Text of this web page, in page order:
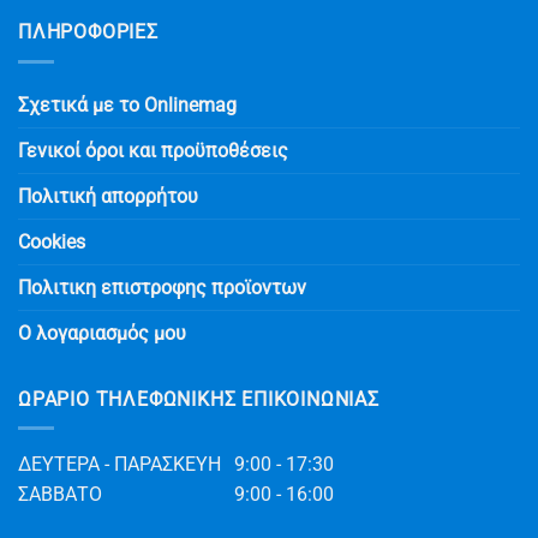
ΠΛΗΡΟΦΟΡΙΕΣ
Σχετικά με το Onlinemag
Γενικοί όροι και προϋποθέσεις
Πολιτική απορρήτου
Cookies
Πολιτικη επιστροφης προϊοντων
Ο λογαριασμός μου
ΩΡΆΡΙΟ ΤΗΛΕΦΩΝΙΚΉΣ ΕΠΙΚΟΙΝΩΝΊΑΣ
ΔΕΥΤΕΡΑ - ΠΑΡΑΣΚΕΥΗ
9:00 - 17:30
ΣΑΒΒΑΤΟ
9:00 - 16:00